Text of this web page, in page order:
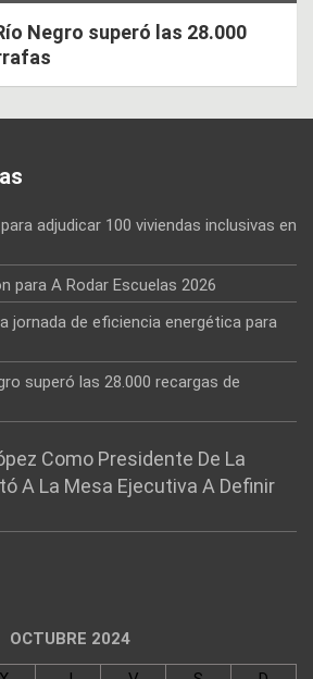
Negro superó las 28.000
adjudicar 100 viviendas inclusivas en
para A Rodar Escuelas 2026
jornada de eficiencia energética para
superó las 28.000 recargas de
Como Presidente De La
A La Mesa Ejecutiva A Definir
OCTUBRE 2024